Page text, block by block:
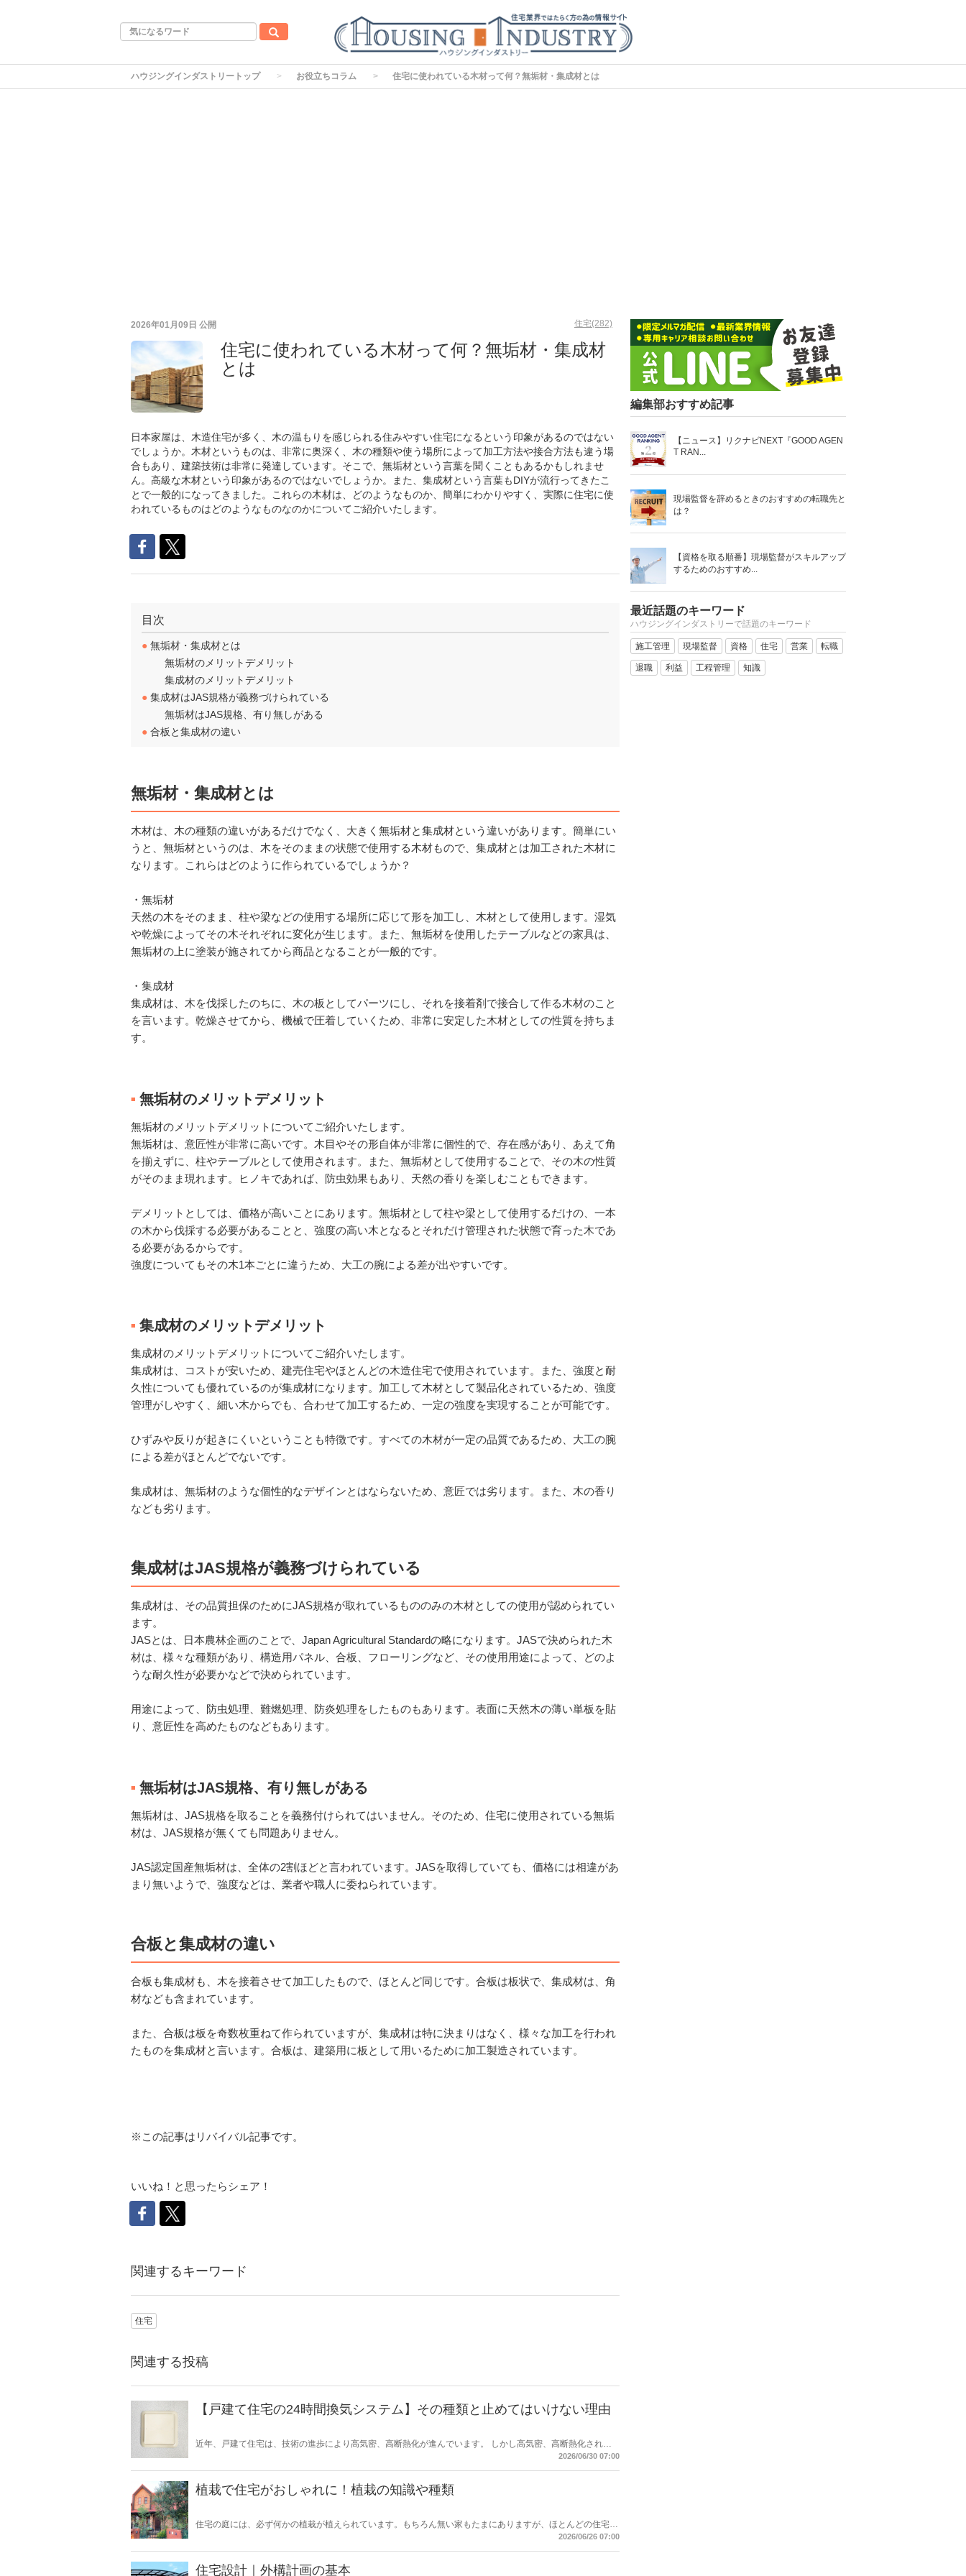
ハウジングインダストリートップ お役立ちコラム 住宅に使われている木材って何？無垢材・集成材とは
2026年01月09日 公開 住宅(282)
住宅に使われている木材って何？無垢材・集成材
とは
日本家屋は、木造住宅が多く、木の温もりを感じられる住みやすい住宅になるという印象があるのではない
でしょうか。木材というものは、非常に奥深く、木の種類や使う場所によって加工方法や接合方法も違う場
合もあり、建築技術は非常に発達しています。そこで、無垢材という言葉を聞くこともあるかもしれませ
ん。高級な木材という印象があるのではないでしょうか。また、集成材という言葉もDIYが流行ってきたこ
とで一般的になってきました。これらの木材は、どのようなものか、簡単にわかりやすく、実際に住宅に使
われているものはどのようなものなのかについてご紹介いたします。
目次
● 無垢材・集成材とは
無垢材のメリットデメリット
集成材のメリットデメリット
● 集成材はJAS規格が義務づけられている
無垢材はJAS規格、有り無しがある
● 合板と集成材の違い
無垢材・集成材とは
木材は、木の種類の違いがあるだけでなく、大きく無垢材と集成材という違いがあります。簡単にい
うと、無垢材というのは、木をそのままの状態で使用する木材もので、集成材とは加工された木材に
なります。これらはどのように作られているでしょうか？
・無垢材
天然の木をそのまま、柱や梁などの使用する場所に応じて形を加工し、木材として使用します。湿気
や乾燥によってその木それぞれに変化が生じます。また、無垢材を使用したテーブルなどの家具は、
無垢材の上に塗装が施されてから商品となることが一般的です。
・集成材
集成材は、木を伐採したのちに、木の板としてパーツにし、それを接着剤で接合して作る木材のこと
を言います。乾燥させてから、機械で圧着していくため、非常に安定した木材としての性質を持ちま
す。
■ 無垢材のメリットデメリット
無垢材のメリットデメリットについてご紹介いたします。
無垢材は、意匠性が非常に高いです。木目やその形自体が非常に個性的で、存在感があり、あえて角
を揃えずに、柱やテーブルとして使用されます。また、無垢材として使用することで、その木の性質
がそのまま現れます。ヒノキであれば、防虫効果もあり、天然の香りを楽しむこともできます。
デメリットとしては、価格が高いことにあります。無垢材として柱や梁として使用するだけの、一本
の木から伐採する必要があることと、強度の高い木となるとそれだけ管理された状態で育った木であ
る必要があるからです。
強度についてもその木1本ごとに違うため、大工の腕による差が出やすいです。
■ 集成材のメリットデメリット
集成材のメリットデメリットについてご紹介いたします。
集成材は、コストが安いため、建売住宅やほとんどの木造住宅で使用されています。また、強度と耐
久性についても優れているのが集成材になります。加工して木材として製品化されているため、強度
管理がしやすく、細い木からでも、合わせて加工するため、一定の強度を実現することが可能です。
ひずみや反りが起きにくいということも特徴です。すべての木材が一定の品質であるため、大工の腕
による差がほとんどでないです。
集成材は、無垢材のような個性的なデザインとはならないため、意匠では劣ります。また、木の香り
なども劣ります。
集成材はJAS規格が義務づけられている
集成材は、その品質担保のためにJAS規格が取れているもののみの木材としての使用が認められてい
ます。
JASとは、日本農林企画のことで、Japan Agricultural Standardの略になります。JASで決められた木
材は、様々な種類があり、構造用パネル、合板、フローリングなど、その使用用途によって、どのよ
うな耐久性が必要かなどで決められています。
用途によって、防虫処理、難燃処理、防炎処理をしたものもあります。表面に天然木の薄い単板を貼
り、意匠性を高めたものなどもあります。
■ 無垢材はJAS規格、有り無しがある
無垢材は、JAS規格を取ることを義務付けられてはいません。そのため、住宅に使用されている無垢
材は、JAS規格が無くても問題ありません。
JAS認定国産無垢材は、全体の2割ほどと言われています。JASを取得していても、価格には相違があ
まり無いようで、強度などは、業者や職人に委ねられています。
合板と集成材の違い
合板も集成材も、木を接着させて加工したもので、ほとんど同じです。合板は板状で、集成材は、角
材なども含まれています。
また、合板は板を奇数枚重ねて作られていますが、集成材は特に決まりはなく、様々な加工を行われ
たものを集成材と言います。合板は、建築用に板として用いるために加工製造されています。
※この記事はリバイバル記事です。
いいね！と思ったらシェア！
関連するキーワード
住宅
関連する投稿
【戸建て住宅の24時間換気システム】その種類と止めてはいけない理由
近年、戸建て住宅は、技術の進歩により高気密、高断熱化が進んでいます。 しかし高気密、高断熱化された
住宅は、空気の入れ替えを適切に行わなければ、室内の空気環境を悪くしてしまう可能性があります。 そこ
うなリスクが考えられるでしょうか？ そこで本記事では、設置が義務付けられている「24時間換気システ
ム」の種類と特徴について、また運転を止めるリスクなどを解説したいと思います。
2026/06/30 07:00
植栽で住宅がおしゃれに！植栽の知識や種類
住宅の庭には、必ず何かの植栽が植えられています。もちろん無い家もたまにありますが、ほとんどの住宅に
は植栽が植えられています。普段意識して見ないと、どのような植栽があるのか、なぜこの樹木を選んだの
について知ることで、お客様へも適切に提案できるようになりましょう。
2026/06/26 07:00
住宅設計｜外構計画の基本
編集部おすすめ記事
【ニュース】リクナビNEXT『GOOD AGEN
T RAN...
現場監督を辞めるときのおすすめの転職先と
は？
【資格を取る順番】現場監督がスキルアップ
するためのおすすめ...
最近話題のキーワード
ハウジングインダストリーで話題のキーワード
施工管理 現場監督 資格 住宅 営業 転職
退職 利益 工程管理 知識